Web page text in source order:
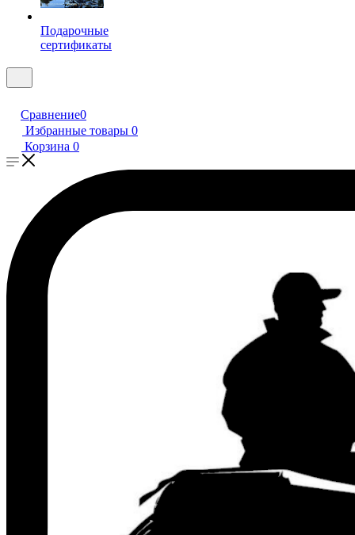
Подарочные
сертификаты
Сравнение0
Избранные товары 0
Корзина 0